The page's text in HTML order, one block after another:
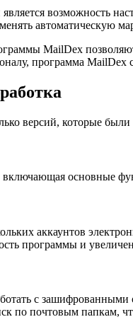
возможность
автоматическую
MailDex
программа MailDex
версий, которые
основные
аккаунтов
программы и
с
по почтовым папкам,